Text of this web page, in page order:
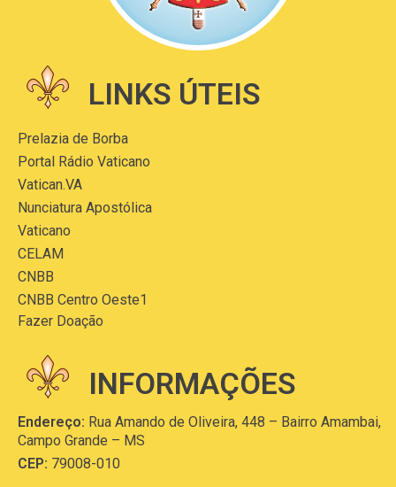
LINKS ÚTEIS
Prelazia de Borba
Portal Rádio Vaticano
Vatican.VA
Nunciatura Apostólica
Vaticano
CELAM
CNBB
CNBB Centro Oeste1
Fazer Doação
INFORMAÇÕES
Endereço: Rua Amando de Oliveira, 448 – Bairro Amambai,
Campo Grande – MS
CEP: 79008-010